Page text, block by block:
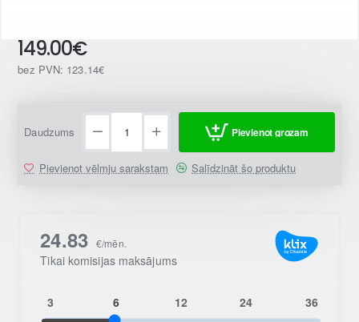
149.00€
bez PVN: 123.14€
Daudzums Pievienot grozam
Pievienot vēlmju sarakstam Salīdzināt šo produktu